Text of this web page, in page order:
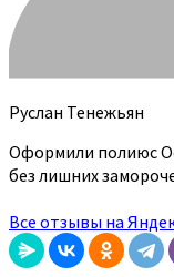
Руслан Тенежьян
Оформили полиюс
без лишних
Все отзывы на